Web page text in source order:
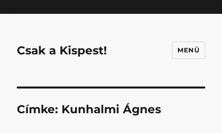
Csak a Kispest! MENÜ
Címke: Kunhalmi Ágnes